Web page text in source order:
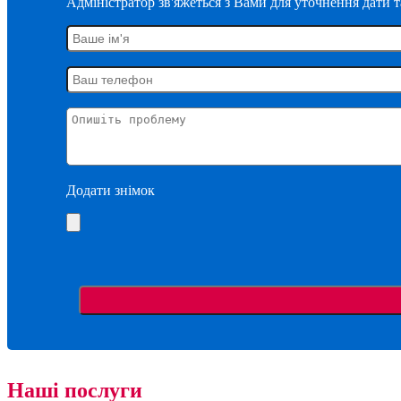
Додати знімок
Наші послуги